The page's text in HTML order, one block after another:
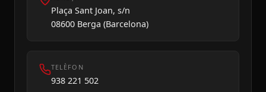
Plaça Sant Joan, s/n
08600 Berga (Barcelona)
TELÈFON
938 221 502